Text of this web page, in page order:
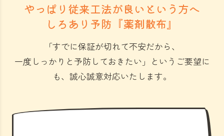
やっぱり従来工法が良いという方へ
しろあり予防『薬剤散布』
「すでに保証が切れて不安だから、
一度しっかりと予防しておきたい」 というご要望に
も、誠心誠意対応いたします。